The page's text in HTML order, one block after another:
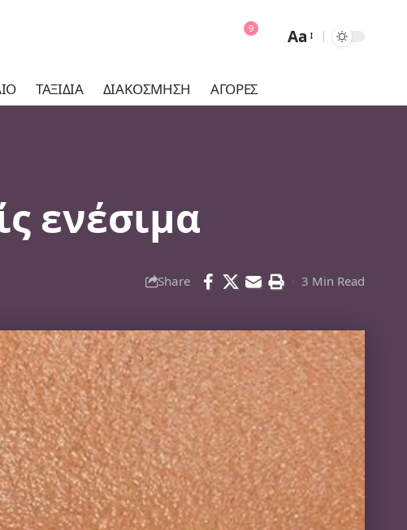
9
Font
Aa
ΤΑΞΊΔΙΑ ΔΙΑΚΌΣΜΗΣΗ ΑΓΟΡΈΣ
ενέσιμα
Share 3 Min Read